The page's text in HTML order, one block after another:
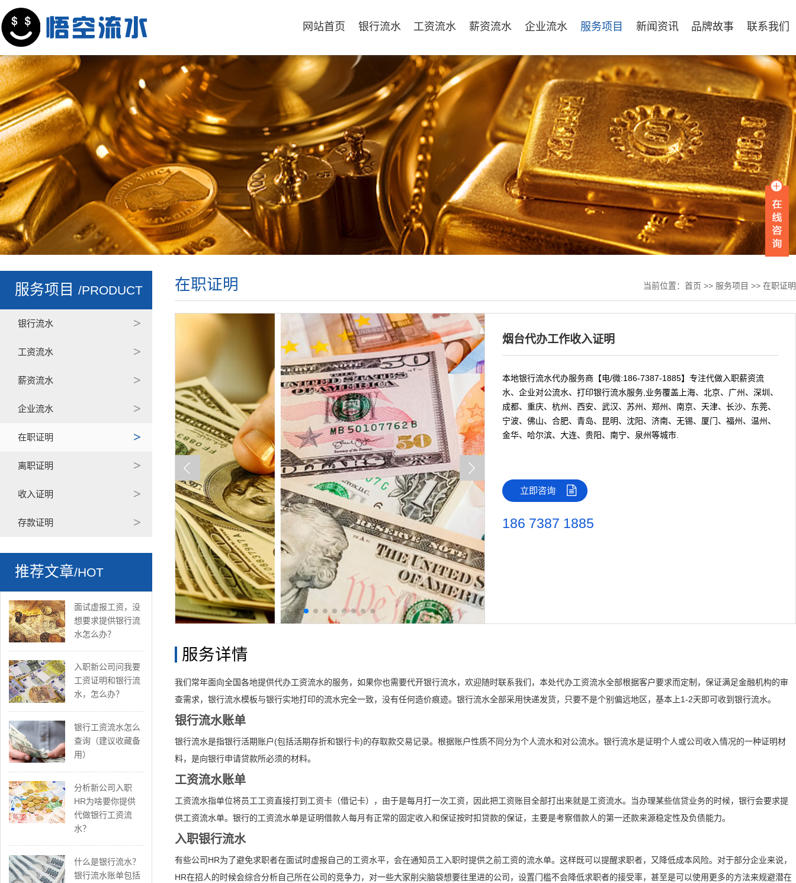
网站首页 银行流水 工资流水 薪资流水 企业流水 服务项目 新闻资讯 品牌故事 联系我们
服务项目 /PRODUCT
银行流水
工资流水
薪资流水
企业流水
在职证明
离职证明
收入证明
存款证明
推荐文章/HOT
面试虚报工资，没
想要求提供银行流
水怎么办？
入职新公司问我要
工资证明和银行流
水，怎么办？
银行工资流水怎么
查询（建议收藏备
用）
分析新公司入职
HR为啥要你提供
代做银行工资流
水？
什么是银行流水？
银行流水账单包括
当前位置： 首页 >> 服务项目 >> 在职证明
在职证明
烟台代办工作收入证明
本地银行流水代办服务商【电/微:186-7387-1885】专注代做入职薪资流
水、企业对公流水、打印银行流水服务,业务覆盖上海、北京、广州、深圳、
成都、重庆、杭州、西安、武汉、苏州、郑州、南京、天津、长沙、东莞、
宁波、佛山、合肥、青岛、昆明、沈阳、济南、无锡、厦门、福州、温州、
金华、哈尔滨、大连、贵阳、南宁、泉州等城市.
立即咨询
186 7387 1885
服务详情
我们常年面向全国各地提供代办工资流水的服务，如果你也需要代开银行流水，欢迎随时联系我们，本处代办工资流水全部根据客户要求而定制，保证满足金融机构的审
查需求，银行流水模板与银行实地打印的流水完全一致，没有任何造价痕迹。银行流水全部采用快递发货，只要不是个别偏远地区，基本上1-2天即可收到银行流水。
银行流水账单
银行流水是指银行活期账户(包括活期存折和银行卡)的存取款交易记录。根据账户性质不同分为个人流水和对公流水。银行流水是证明个人或公司收入情况的一种证明材
料，是向银行申请贷款所必须的材料。
工资流水账单
工资流水指单位将员工工资直接打到工资卡（借记卡），由于是每月打一次工资，因此把工资账目全部打出来就是工资流水。当办理某些信贷业务的时候，银行会要求提
供工资流水单。银行的工资流水单是证明借款人每月有正常的固定收入和保证按时扣贷款的保证，主要是考察借款人的第一还款来源稳定性及负债能力。
入职银行流水
有些公司HR为了避免求职者在面试时虚报自己的工资水平，会在通知员工入职时提供之前工资的流水单。这样既可以提醒求职者，又降低成本风险。对于部分企业来说，
HR在招人的时候会综合分析自己所在公司的竞争力，对一些大家削尖脑袋想要往里进的公司，设置门槛不会降低求职者的接受率，甚至是可以使用更多的方法来规避潜在